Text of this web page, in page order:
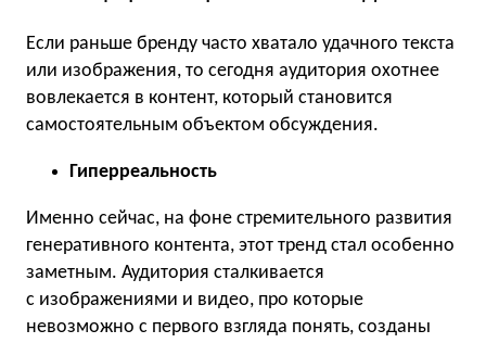
Если раньше бренду часто хватало удачного текста
или изображения, то сегодня аудитория охотнее
вовлекается в контент, который становится
самостоятельным объектом обсуждения.
Гиперреальность
Именно сейчас, на фоне стремительного развития
генеративного контента, этот тренд стал особенно
заметным. Аудитория сталкивается
с изображениями и видео, про которые
невозможно с первого взгляда понять, созданы